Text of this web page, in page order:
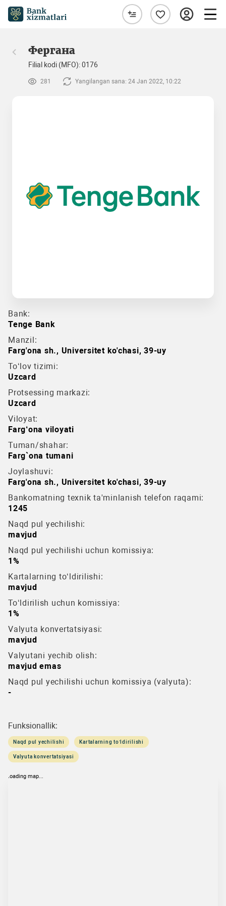
Фергана
Filial kodi (MFO): 0176
281 Yangilangan sana: 24 Jan 2022, 10:22
Bank:
Tenge Bank
Manzil:
Farg'ona sh., Universitet ko'chasi, 39-uy
To‘lov tizimi:
Uzcard
Protsessing markazi:
Uzcard
Viloyat:
Farg‘ona viloyati
Tuman/shahar:
Farg`ona tumani
Joylashuvi:
Farg'ona sh., Universitet ko'chasi, 39-uy
Bankomatning texnik ta'minlanish telefon raqami:
1245
Naqd pul yechilishi:
mavjud
Naqd pul yechilishi uchun komissiya:
1%
Kartalarning to‘ldirilishi:
mavjud
To‘ldirilish uchun komissiya:
1%
Valyuta konvertatsiyasi:
mavjud
Valyutani yechib olish:
mavjud emas
Naqd pul yechilishi uchun komissiya (valyuta):
-
Funksionallik:
Naqd pul yechilishi Kartalarning to‘ldirilishi
Valyuta konvertatsiyasi
loading map...